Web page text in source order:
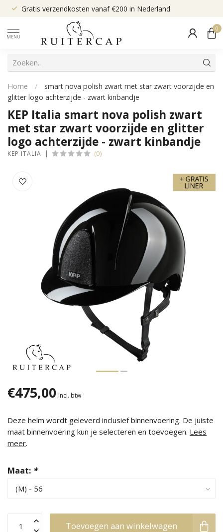
Gratis verzendkosten vanaf €200 in Nederland
MENU
0
Home /
smart nova polish zwart met star zwart voorzijde en
glitter logo achterzijde - zwart kinbandje
KEP Italia smart nova polish zwart
met star zwart voorzijde en glitter
logo achterzijde - zwart kinbandje
KEP ITALIA (0)
€475,00 Incl. btw
Deze helm wordt geleverd inclusief binnenvoering. De juiste
maat binnenvoering kun je selecteren en toevoegen. Lees
meer.
Maat: *
Toevoegen aan winkelwagen